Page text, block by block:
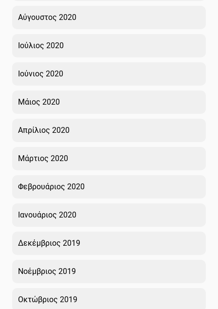
Αύγουστος 2020
Ιούλιος 2020
Ιούνιος 2020
Μάιος 2020
Απρίλιος 2020
Μάρτιος 2020
Φεβρουάριος 2020
Ιανουάριος 2020
Δεκέμβριος 2019
Νοέμβριος 2019
Οκτώβριος 2019